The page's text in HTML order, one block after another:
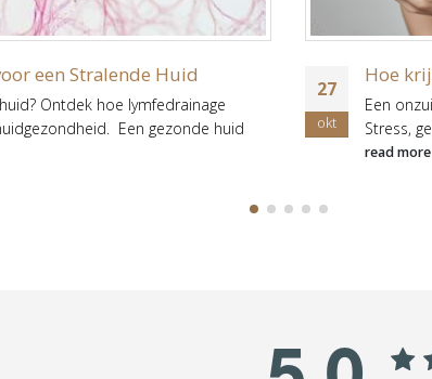
een Stralende Huid
Ontdek hoe lymfedrainage
Een gezonde huid
27
okt
Hoe
Een
Stress,
read more